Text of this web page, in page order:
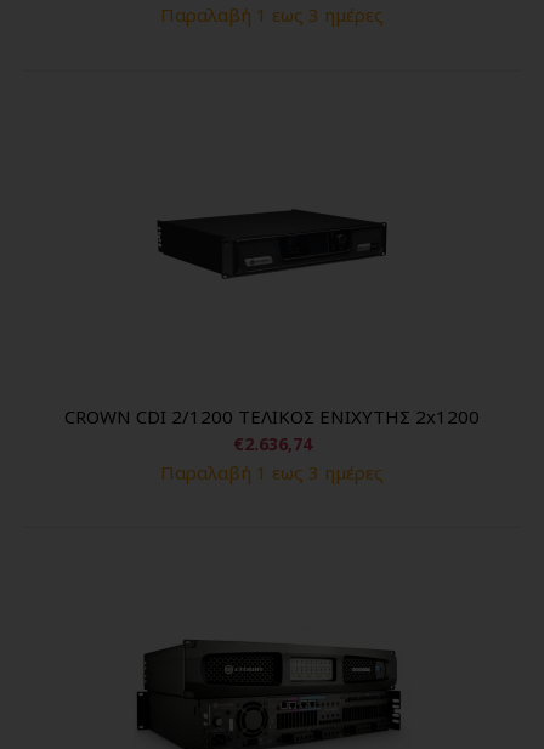
Παραλαβή 1 εως 3 ημέρες
CROWN CDI 2/1200 ΤΕΛΙΚΟΣ ΕΝΙΧΥΤΗΣ 2x1200
€2.636,74
Παραλαβή 1 εως 3 ημέρες